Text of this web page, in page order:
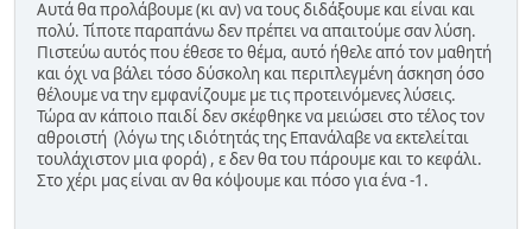
Αυτά θα προλάβουμε (κι αν) να τους διδάξουμε και είναι και
πολύ. Τίποτε παραπάνω δεν πρέπει να απαιτούμε σαν λύση.
Πιστεύω αυτός που έθεσε το θέμα, αυτό ήθελε από τον μαθητή
και όχι να βάλει τόσο δύσκολη και περιπλεγμένη άσκηση όσο
θέλουμε να την εμφανίζουμε με τις προτεινόμενες λύσεις.
Τώρα αν κάποιο παιδί δεν σκέφθηκε να μειώσει στο τέλος τον
αθροιστή (λόγω της ιδιότητάς της Επανάλαβε να εκτελείται
τουλάχιστον μια φορά) , ε δεν θα του πάρουμε και το κεφάλι.
Στο χέρι μας είναι αν θα κόψουμε και πόσο για ένα -1.